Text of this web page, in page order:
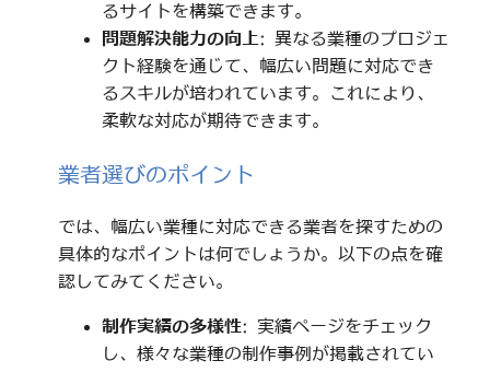
るサイトを構築できます。
問題解決能力の向上: 異なる業種のプロジェ
クト経験を通じて、幅広い問題に対応でき
るスキルが培われています。これにより、
柔軟な対応が期待できます。
業者選びのポイント
では、幅広い業種に対応できる業者を探すための
具体的なポイントは何でしょうか。以下の点を確
認してみてください。
制作実績の多様性: 実績ページをチェック
し、様々な業種の制作事例が掲載されてい